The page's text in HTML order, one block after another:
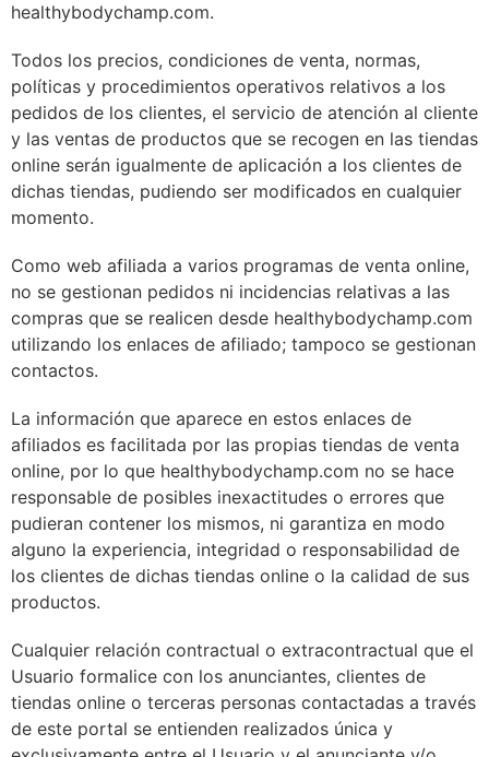
healthybodychamp.com.
Todos los precios, condiciones de venta, normas,
políticas y procedimientos operativos relativos a los
pedidos de los clientes, el servicio de atención al cliente
y las ventas de productos que se recogen en las tiendas
online serán igualmente de aplicación a los clientes de
dichas tiendas, pudiendo ser modificados en cualquier
momento.
Como web afiliada a varios programas de venta online,
no se gestionan pedidos ni incidencias relativas a las
compras que se realicen desde healthybodychamp.com
utilizando los enlaces de afiliado; tampoco se gestionan
contactos.
La información que aparece en estos enlaces de
afiliados es facilitada por las propias tiendas de venta
online, por lo que healthybodychamp.com no se hace
responsable de posibles inexactitudes o errores que
pudieran contener los mismos, ni garantiza en modo
alguno la experiencia, integridad o responsabilidad de
los clientes de dichas tiendas online o la calidad de sus
productos.
Cualquier relación contractual o extracontractual que el
Usuario formalice con los anunciantes, clientes de
tiendas online o terceras personas contactadas a través
de este portal se entienden realizados única y